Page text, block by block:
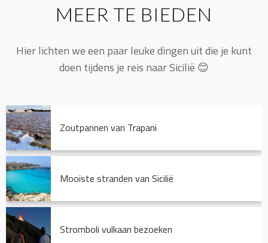
MEER TE BIEDEN
Hier lichten we een paar leuke dingen uit die je kunt
doen tijdens je reis naar Sicilië 😊
Zoutpannen van Trapani
Mooiste stranden van Sicilië
Stromboli vulkaan bezoeken